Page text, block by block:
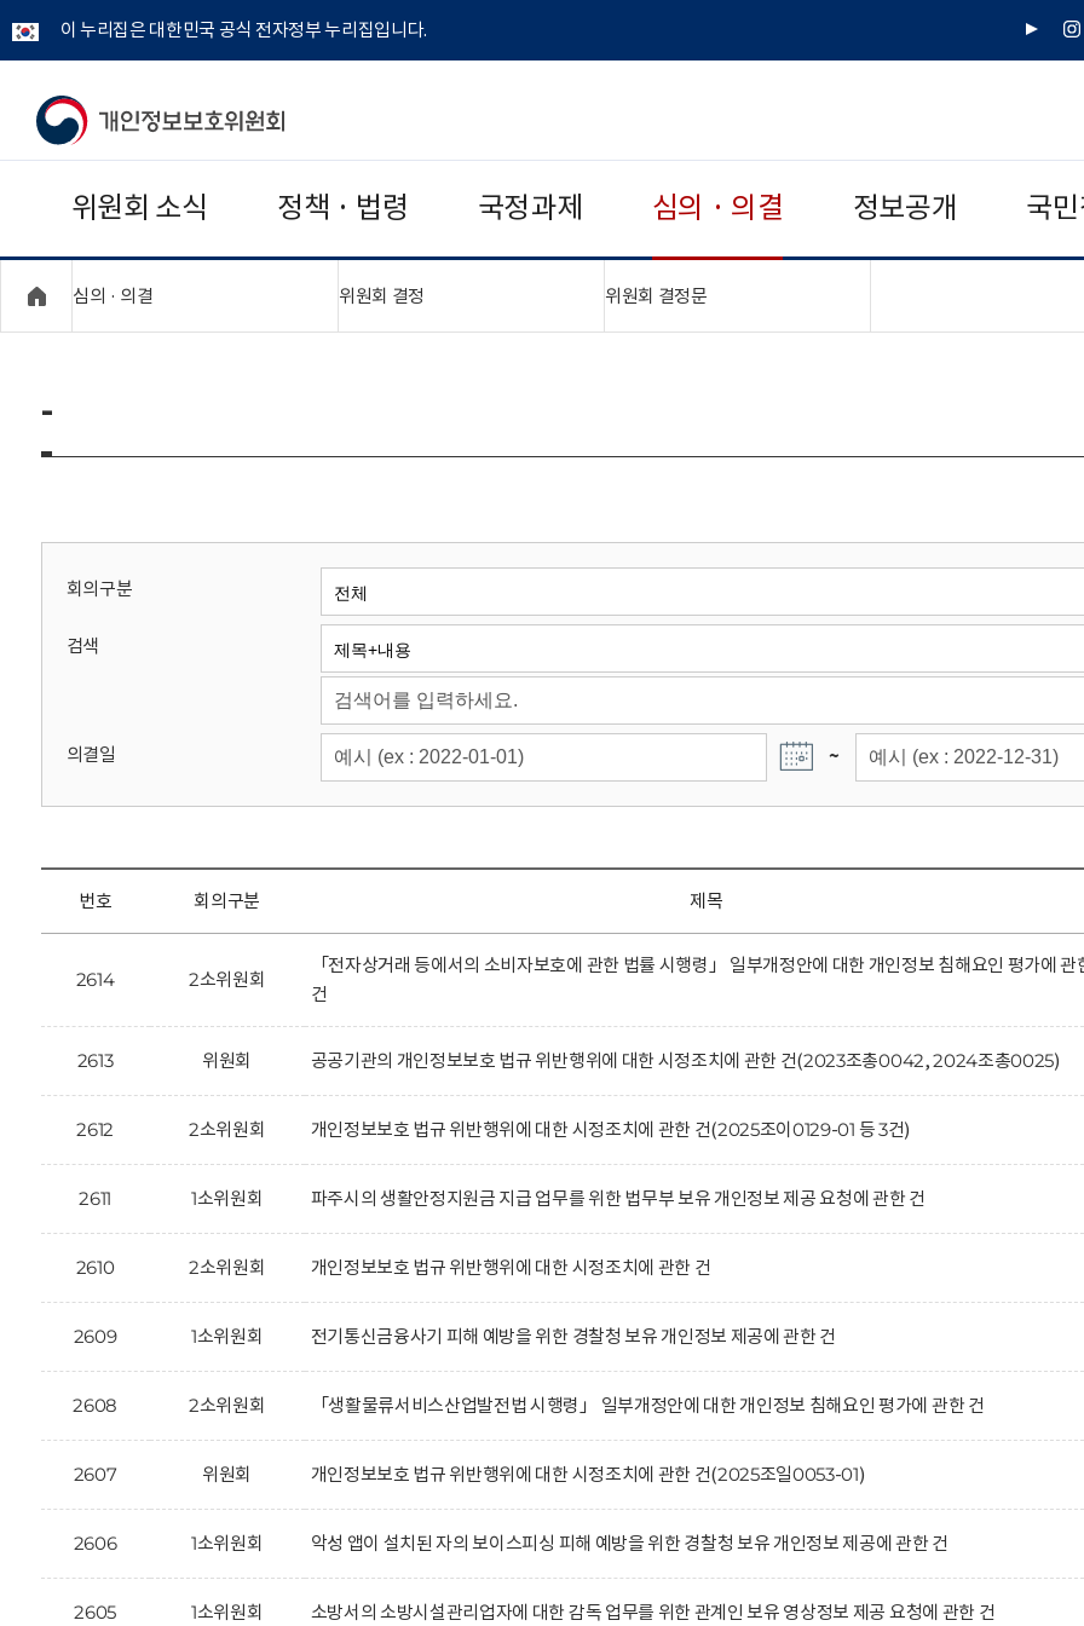
이 누리집은 대한민국 공식 전자정부 누리집입니다.
유
인
개
보
보
위
회
위원회 소식 정책 · 법령 국정과제 심의 · 의결 정보공개 국
심의 · 의결 위원회 결정 위원회 결정문"접기,펼치기"
-
회의구분
검색
의결일 ~
번호 회의구분 제목
2614 2소위원회
「전자상거래 등에서의 소비자보호에 관한 법률 시행령」 일부개정안에 대한 개인정보 침해요인 평가에 관
건
2613 위원회 공공기관의 개인정보보호 법규 위반행위에 대한 시정조치에 관한 건(2023조총0042, 2024조총0025)
2612 2소위원회 개인정보보호 법규 위반행위에 대한 시정조치에 관한 건(2025조이0129-01 등 3건)
2611 1소위원회 파주시의 생활안정지원금 지급 업무를 위한 법무부 보유 개인정보 제공 요청에 관한 건
2610 2소위원회 개인정보보호 법규 위반행위에 대한 시정조치에 관한 건
2609 1소위원회 전기통신금융사기 피해 예방을 위한 경찰청 보유 개인정보 제공에 관한 건
2608 2소위원회 「생활물류서비스산업발전법 시행령」 일부개정안에 대한 개인정보 침해요인 평가에 관한 건
2607 위원회 개인정보보호 법규 위반행위에 대한 시정조치에 관한 건(2025조일0053-01)
2606 1소위원회 악성 앱이 설치된 자의 보이스피싱 피해 예방을 위한 경찰청 보유 개인정보 제공에 관한 건
2605 1소위원회 소방서의 소방시설관리업자에 대한 감독 업무를 위한 관계인 보유 영상정보 제공 요청에 관한 건